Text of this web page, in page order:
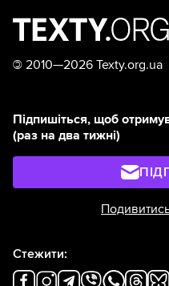
© 2010—2026 Texty.org.ua
Підпишіться, щоб
(раз на два тижні)
Стежити: